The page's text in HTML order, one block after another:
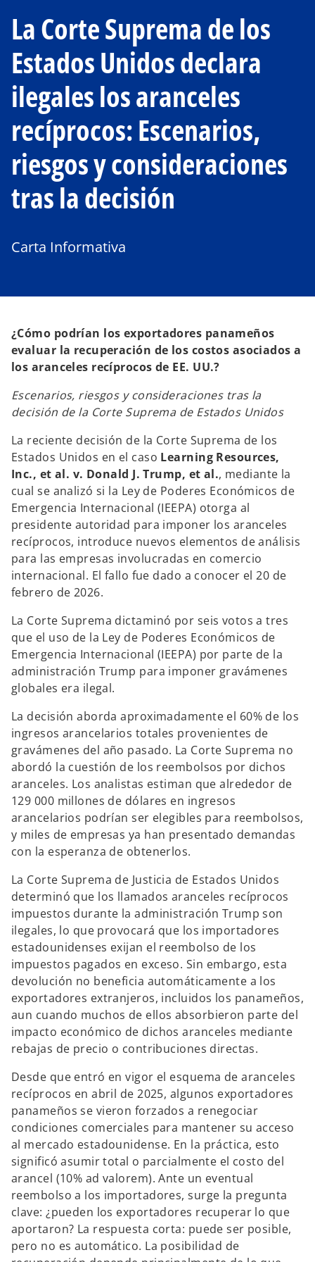
La Corte Suprema de los
Estados Unidos declara
ilegales los aranceles
recíprocos: Escenarios,
riesgos y consideraciones
tras la decisión
Carta Informativa
¿Cómo podrían los exportadores panameños
evaluar la recuperación de los costos asociados a
los aranceles recíprocos de EE. UU.?
Escenarios, riesgos y consideraciones tras la
decisión de la Corte Suprema de Estados Unidos
La reciente decisión de la Corte Suprema de los
Estados Unidos en el caso Learning Resources,
Inc., et al. v. Donald J. Trump, et al., mediante la
cual se analizó si la Ley de Poderes Económicos de
Emergencia Internacional (IEEPA) otorga al
presidente autoridad para imponer los aranceles
recíprocos, introduce nuevos elementos de análisis
para las empresas involucradas en comercio
internacional. El fallo fue dado a conocer el 20 de
febrero de 2026.
La Corte Suprema dictaminó por seis votos a tres
que el uso de la Ley de Poderes Económicos de
Emergencia Internacional (IEEPA) por parte de la
administración Trump para imponer gravámenes
globales era ilegal.
La decisión aborda aproximadamente el 60% de los
ingresos arancelarios totales provenientes de
gravámenes del año pasado. La Corte Suprema no
abordó la cuestión de los reembolsos por dichos
aranceles. Los analistas estiman que alrededor de
129 000 millones de dólares en ingresos
arancelarios podrían ser elegibles para reembolsos,
y miles de empresas ya han presentado demandas
con la esperanza de obtenerlos.
La Corte Suprema de Justicia de Estados Unidos
determinó que los llamados aranceles recíprocos
impuestos durante la administración Trump son
ilegales, lo que provocará que los importadores
estadounidenses exijan el reembolso de los
impuestos pagados en exceso. Sin embargo, esta
devolución no beneficia automáticamente a los
exportadores extranjeros, incluidos los panameños,
aun cuando muchos de ellos absorbieron parte del
impacto económico de dichos aranceles mediante
rebajas de precio o contribuciones directas.
Desde que entró en vigor el esquema de aranceles
recíprocos en abril de 2025, algunos exportadores
panameños se vieron forzados a renegociar
condiciones comerciales para mantener su acceso
al mercado estadounidense. En la práctica, esto
significó asumir total o parcialmente el costo del
arancel (10% ad valorem). Ante un eventual
reembolso a los importadores, surge la pregunta
clave: ¿pueden los exportadores recuperar lo que
aportaron? La respuesta corta: puede ser posible,
pero no es automático. La posibilidad de